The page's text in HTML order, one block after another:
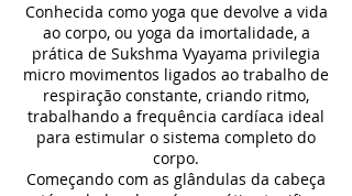
Conhecida como yoga que devolve a vida
ao corpo, ou yoga da imortalidade, a
prática de Sukshma Vyayama privilegia
micro movimentos ligados ao trabalho de
respiração constante, criando ritmo,
trabalhando a frequência cardíaca ideal
para estimular o sistema completo do
corpo.
Começando com as glândulas da cabeça